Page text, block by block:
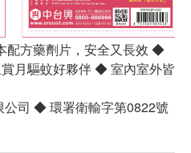
方藥劑片，安全又長效 ◆
月驅蚊好夥伴 ◆ 室內室外皆
司 ◆ 環署衛輸字第0822號